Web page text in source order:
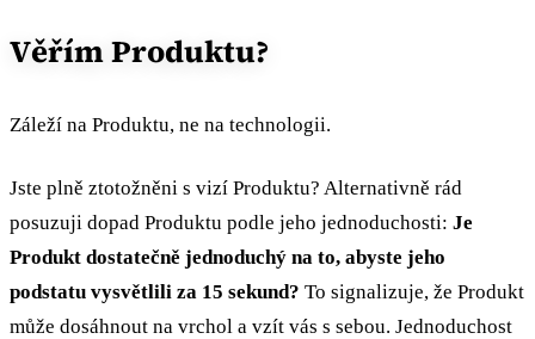
Věřím Produktu?
Záleží na Produktu, ne na technologii.
Jste plně ztotožněni s vizí Produktu? Alternativně rád
posuzuji dopad Produktu podle jeho jednoduchosti: Je
Produkt dostatečně jednoduchý na to, abyste jeho
podstatu vysvětlili za 15 sekund? To signalizuje, že Produkt
může dosáhnout na vrchol a vzít vás s sebou. Jednoduchost